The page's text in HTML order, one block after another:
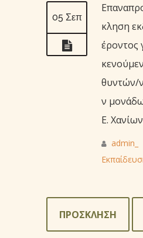
05 Σεπ
κληση
έροντος
θυντών/
ν
Ε.
admin_
ΠΡΟΣΚΛΗΣΗ